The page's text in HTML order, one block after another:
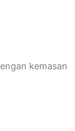
kemasan